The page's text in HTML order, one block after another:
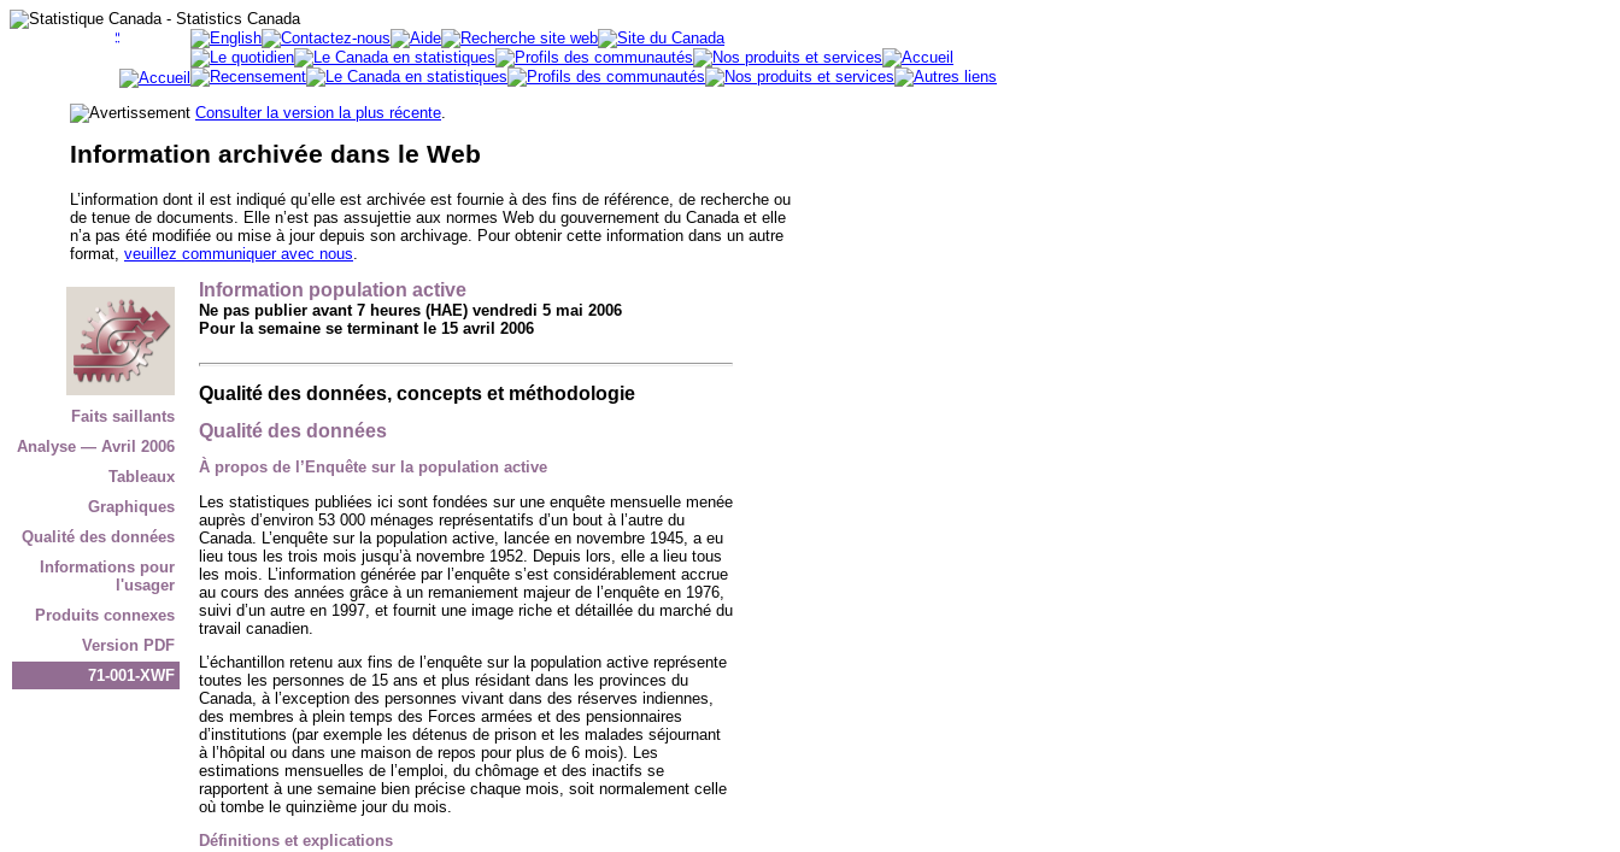
Consulter la version la plus récente.
Information archivée dans le Web
L’information dont il est indiqué qu’elle est archivée est fournie à des fins de référence, de recherche ou
de tenue de documents. Elle n’est pas assujettie aux normes Web du gouvernement du Canada et elle
n’a pas été modifiée ou mise à jour depuis son archivage. Pour obtenir cette information dans un autre
format, veuillez communiquer avec nous.
Faits saillants
Analyse — Avril 2006
Tableaux
Graphiques
Qualité des données
Informations pour
l'usager
Produits connexes
Version PDF
71-001-XWF
Information population active
Ne pas publier avant 7 heures (HAE) vendredi 5 mai 2006
Pour la semaine se terminant le 15 avril 2006
Qualité des données, concepts et méthodologie
Qualité des données
À propos de l’Enquête sur la population active
Les statistiques publiées ici sont fondées sur une enquête mensuelle menée
auprès d’environ 53 000 ménages représentatifs d’un bout à l’autre du
Canada. L’enquête sur la population active, lancée en novembre 1945, a eu
lieu tous les trois mois jusqu’à novembre 1952. Depuis lors, elle a lieu tous
les mois. L’information générée par l’enquête s’est considérablement accrue
au cours des années grâce à un remaniement majeur de l’enquête en 1976,
suivi d’un autre en 1997, et fournit une image riche et détaillée du marché du
travail canadien.
L’échantillon retenu aux fins de l’enquête sur la population active représente
toutes les personnes de 15 ans et plus résidant dans les provinces du
Canada, à l’exception des personnes vivant dans des réserves indiennes,
des membres à plein temps des Forces armées et des pensionnaires
d’institutions (par exemple les détenus de prison et les malades séjournant
à l’hôpital ou dans une maison de repos pour plus de 6 mois). Les
estimations mensuelles de l’emploi, du chômage et des inactifs se
rapportent à une semaine bien précise chaque mois, soit normalement celle
où tombe le quinzième jour du mois.
Définitions et explications